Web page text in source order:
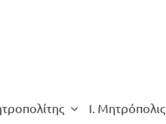
Ι. Μητρόπολις